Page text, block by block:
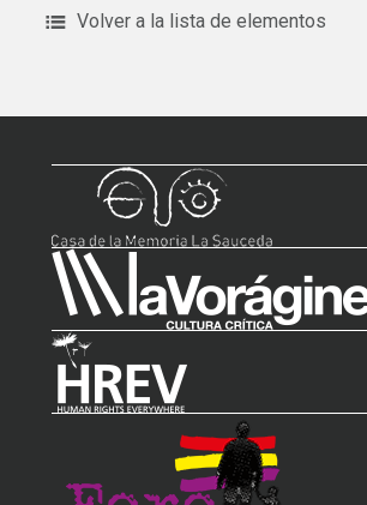
Volver a la lista de elementos